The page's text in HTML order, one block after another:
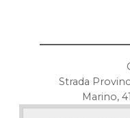
Strada
Marino,